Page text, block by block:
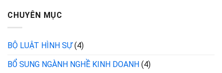
CHUYÊN MỤC
BỘ LUẬT HÌNH SỰ(4)
BỔ SUNG NGÀNH NGHỀ KINH DOANH (4)